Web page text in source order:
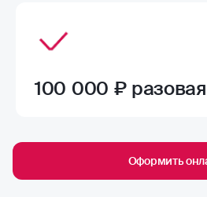
100 000 ₽
Оформить